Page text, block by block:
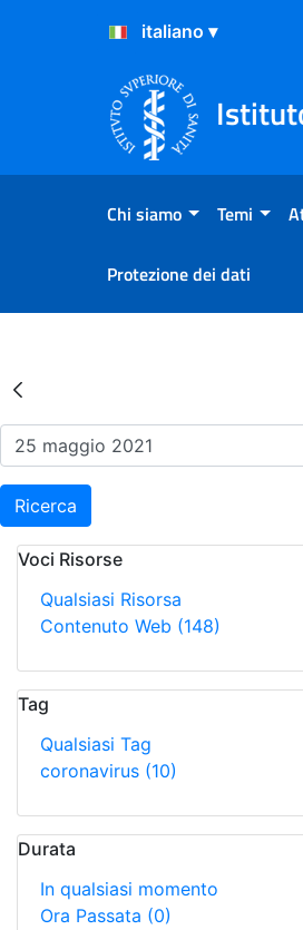
Salta al Contenuto
Salta al Footer
Chi siamo Temi
Protezione dei dati
Risultati della
Ricerca
Voci Risorse
Qualsiasi Risorsa
Contenuto Web (148)
Tag
Qualsiasi Tag
coronavirus (10)
Durata
In qualsiasi momento
Ora Passata (0)